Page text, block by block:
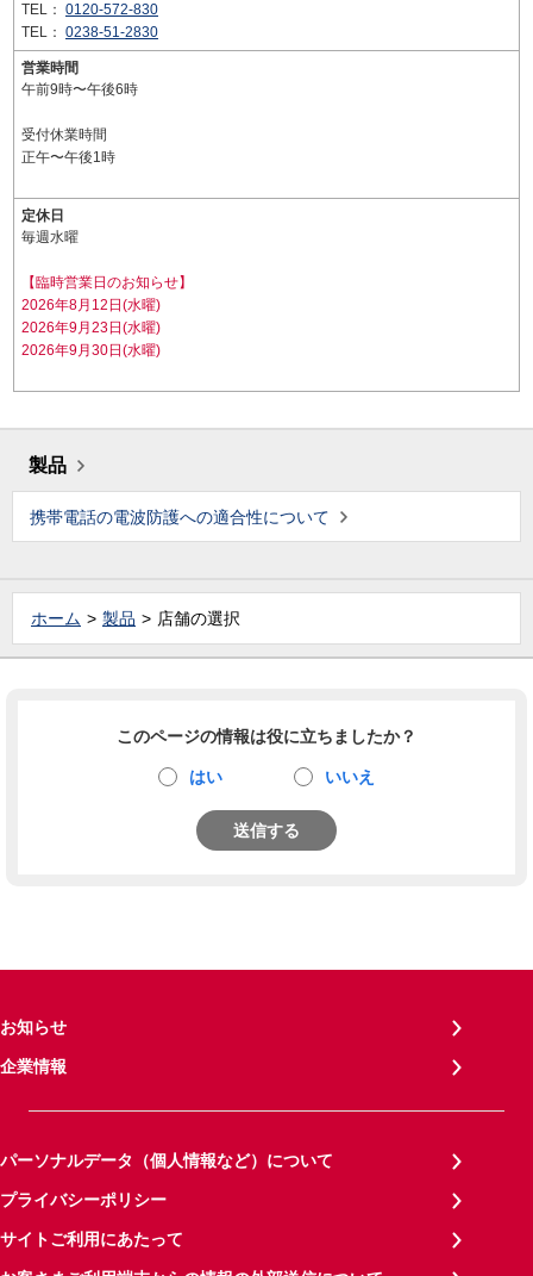
TEL： 0120-572-830
TEL： 0238-51-2830
営業時間
午前9時〜午後6時
受付休業時間
正午〜午後1時
定休日
毎週水曜
【臨時営業日のお知らせ】
2026年8月12日(水曜)
2026年9月23日(水曜)
2026年9月30日(水曜)
製品
携帯電話の電波防護への適合性について
ホーム 製品 店舗の選択
このページの情報は役に立ちましたか？
はい いいえ
送信する
お知らせ
企業情報
パーソナルデータ（個人情報など）について
プライバシーポリシー
サイトご利用にあたって